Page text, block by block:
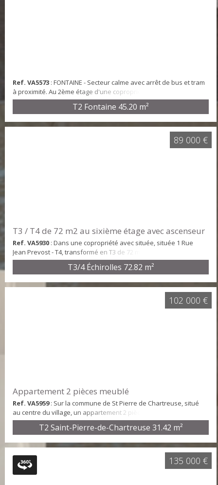
Ref. VA5573 : FONTAINE - Secteur calme avec arrêt de bus et tram
à proximité. Au 2ème étage d'une copropriété sans ascenseur,
nous vous proposons cet appartement de type T2 sans vis à vis
et très lumineux. Avec sa surface de 45,20m², il se compose ainsi :
équipée ouverte sur la pièce de vie, une chambre avec placard
T2 Fontaine 45.20 m²
T3 / T4 de 72 m2 au sixième étage avec ascenseur
Ref. VA5930 : Dans une copropriété avec située, située 1 Rue
Jean Prevost - T4, transformé en T3 de 72 m2. Vaste séjour
double, une cuisine indépendante avec une loggia, deux
chambres, une salle de bains et un WC indépendant.
central au gaz (Chaudière individuelle récente), une cave.
L'appartement est très ensoleillé, sans vis-vis l'OUEST et pro...
T3/4 Échirolles 72.82 m²
89 000 €
Appartement 2 pièces meublé
Ref. VA5959: Sur la commune de St Pierre de Chartreuse, situé
au centre du village, un appartement 2 pièces entièrement
meublé N°008 de 31,42 m² situé au RDC d'une résidence avec
ascenseur, comprenant : une entrée-dégagement avec 2
ouverte sur une pièce de vie, une salle de bains, un WC
indépendant, un balcon ainsi qu'un casier à ski. Le ...
T2 Saint-Pierre-de-Chartreuse 31.42 m²
102 000 €
135 000 €